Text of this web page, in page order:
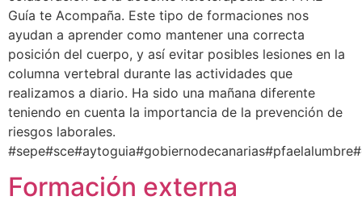
Guía te Acompaña. Este tipo de formaciones nos
ayudan a aprender como mantener una correcta
posición del cuerpo, y así evitar posibles lesiones en la
columna vertebral durante las actividades que
realizamos a diario. Ha sido una mañana diferente
teniendo en cuenta la importancia de la prevención de
riesgos laborales.
Formación externa